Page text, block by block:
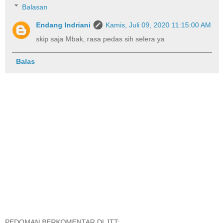
Balasan
Endang Indriani
Kamis, Juli 09, 2020 11:15:00 AM
skip saja Mbak, rasa pedas sih selera ya
Balas